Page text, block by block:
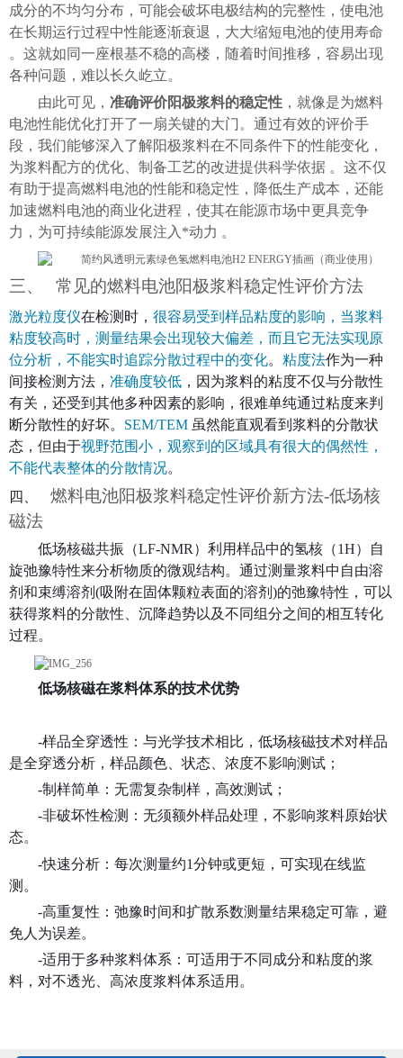
成分的不均匀分布，可能会破坏电极结构的完整性，使电池
在长期运行过程中性能逐渐衰退，大大缩短电池的使用寿命
。这就如同一座根基不稳的高楼，随着时间推移，容易出现
各种问题，难以长久屹立。
由此可见， 准确评价阳极浆料的稳定性 ，就像是为燃料
电池性能优化打开了一扇关键的大门。通过有效的评价手
段，我们能够深入了解阳极浆料在不同条件下的性能变化，
为浆料配方的优化、制备工艺的改进提供科学依据 。这不仅
有助于提高燃料电池的性能和稳定性，降低生产成本，还能
加速燃料电池的商业化进程，使其在能源市场中更具竞争
力，为可持续能源发展注入*动力 。
三、 常见的燃料电池阳极浆料稳定性评价方法
激光粒度仪在检测时， 很容易受到样品粘度的影响，当浆料
粘度较高时，测量结果会出现较大偏差，而且它无法实现原
位分析，不能实时追踪分散过程中的变化。 粘度法作为一种
间接检测方法， 准确度较低 ，因为浆料的粘度不仅与分散性
有关，还受到其他多种因素的影响，很难单纯通过粘度来判
断分散性的好坏。 SEM/TEM 虽然能直观看到 浆料的分散状
态，但由于视野范围小，观察到的区域具有很大的偶然性，
不能代表整体的分散情况。
四、 燃料电池阳极浆料稳定性评价新方法-低场核
磁法
低场核磁共振（LF-NMR）利用样品中的氢核（1H）自
旋弛豫特性来分析物质的微观结构。通过测量浆料中自由溶
剂和束缚溶剂(吸附在固体颗粒表面的溶剂)的弛豫特性，可以
获得浆料的分散性、沉降趋势以及不同组分之间的相互转化
过程。
低场核磁在浆料体系的技术优势
-样品全穿透性：与光学技术相比，低场核磁技术对样品
是全穿透分析，样品颜色、状态、浓度不影响测试；
-制样简单：无需复杂制样，高效测试；
-非破坏性检测：无须额外样品处理，不影响浆料原始状
态。
-快速分析：每次测量约1分钟或更短，可实现在线监
测。
-高重复性：弛豫时间和扩散系数测量结果稳定可靠，避
免人为误差。
-适用于多种浆料体系：可适用于不同成分和粘度的浆
料，对不透光、高浓度浆料体系适用。